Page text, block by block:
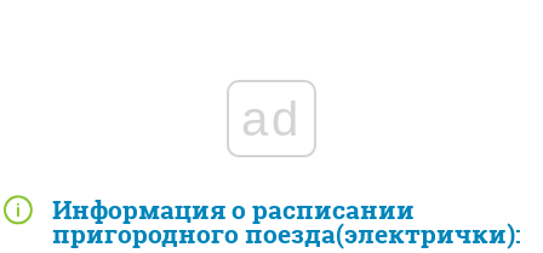
Информация о расписании
пригородного поезда(электрички):
ad